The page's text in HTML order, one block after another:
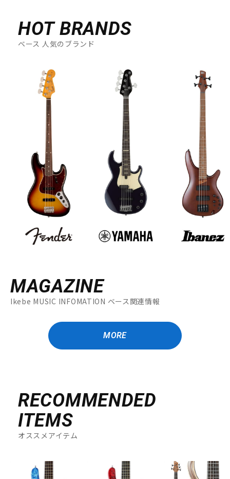
HOT BRANDS
ベース 人気のブランド
MAGAZINE
Ikebe MUSIC INFOMATION ベース関連情報
MORE
RECOMMENDED
ITEMS
オススメアイテム